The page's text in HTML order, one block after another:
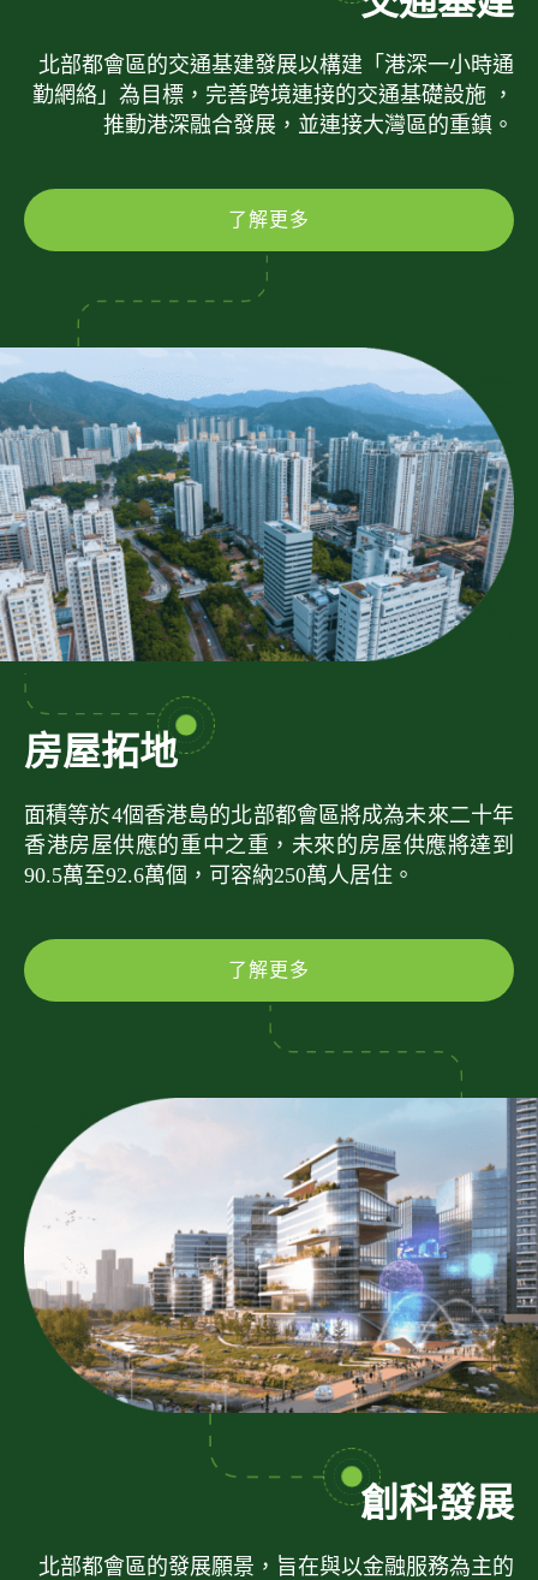
北部都會區的交通基建發展以構建「港深一小時通
勤網絡」為目標，完善跨境連接的交通基礎設施 ，
推動港深融合發展，並連接大灣區的重鎮。
了解更多
房屋拓地
面積等於4個香港島的北部都會區將成為未來二十年
香港房屋供應的重中之重，未來的房屋供應將達到
90.5萬至92.6萬個，可容納250萬人居住。
了解更多
創科發展
北部都會區的發展願景，旨在與以金融服務為主的